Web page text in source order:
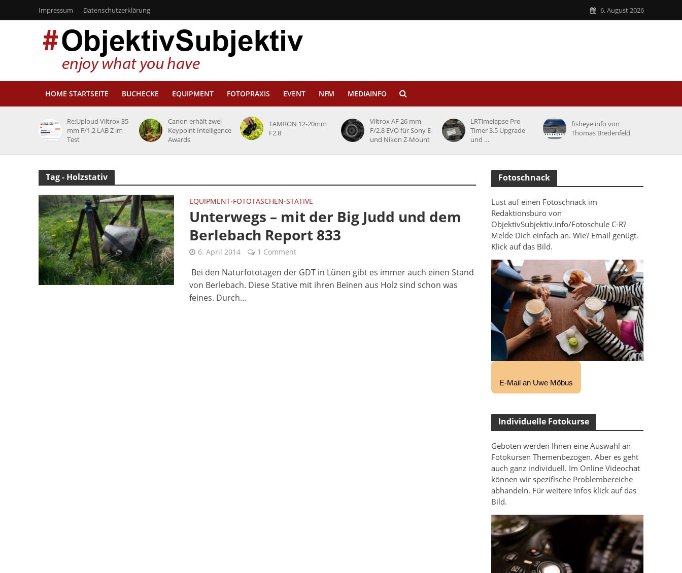
Impressum Datenschutzerklärung 6. August 2026
HOME STARTSEITE BUCHECKE EQUIPMENT FOTOPRAXIS EVENT NFM MEDIAINFO
Re:Uploud Viltrox 35
mm F/1.2 LAB Z im
Test
Canon erhält zwei
Keypoint Intelligence
Awards
TAMRON 12-20mm
F2.8
Viltrox AF 26 mm
F/2.8 EVO für Sony E-
und Nikon Z-Mount
LRTimelapse Pro
Timer 3.5 Upgrade
und …
fisheye.info von
Thomas Bredenfeld
Tag - Holzstativ
EQUIPMENT•FOTOTASCHEN•STATIVE
Unterwegs – mit der Big Judd und dem
Berlebach Report 833
6. April 2014 1 Comment
Bei den Naturfototagen der GDT in Lünen gibt es immer auch einen Stand
von Berlebach. Diese Stative mit ihren Beinen aus Holz sind schon was
feines. Durch...
Fotoschnack
Lust auf einen Fotoschnack im
Redaktionsbüro von
ObjektivSubjektiv.info/Fotoschule C-R?
Melde Dich einfach an. Wie? Email genügt.
Klick auf das Bild.
E-Mail an Uwe Möbus
Individuelle Fotokurse
Geboten werden Ihnen eine Auswahl an
Fotokursen Themenbezogen. Aber es geht
auch ganz individuell. Im Online Videochat
können wir spezifische Problembereiche
abhandeln. Für weitere Infos klick auf das
Bild.